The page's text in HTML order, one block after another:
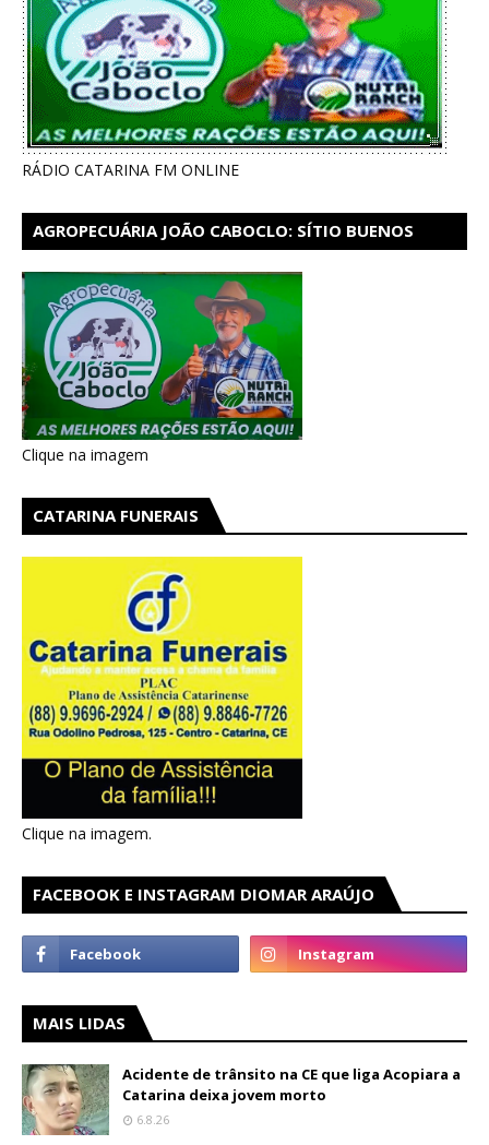
RÁDIO CATARINA FM ONLINE
AGROPECUÁRIA JOÃO CABOCLO: SÍTIO BUENOS
Clique na imagem
CATARINA FUNERAIS
Clique na imagem.
FACEBOOK E INSTAGRAM DIOMAR ARAÚJO
MAIS LIDAS
Acidente de trânsito na CE que liga Acopiara a
Catarina deixa jovem morto
6.8.26